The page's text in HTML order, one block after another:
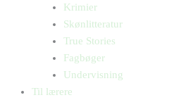
Krimier
Skønlitteratur
True Stories
Fagbøger
Undervisning
Til lærere